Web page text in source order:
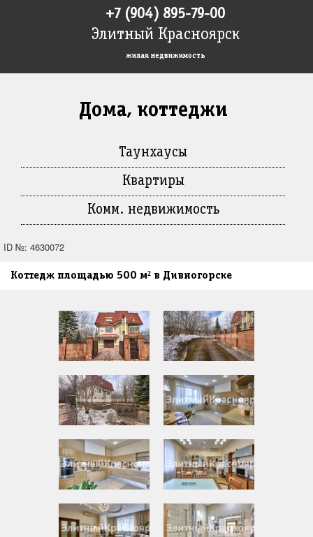
Элитный Красноярск
жилая недвижимость
+7 (904) 895-79-00
Дома, коттеджи
Таунхаусы
Квартиры
Комм. недвижимость
ID №: 4630072
Коттедж площадью 500 м² в Дивногорске